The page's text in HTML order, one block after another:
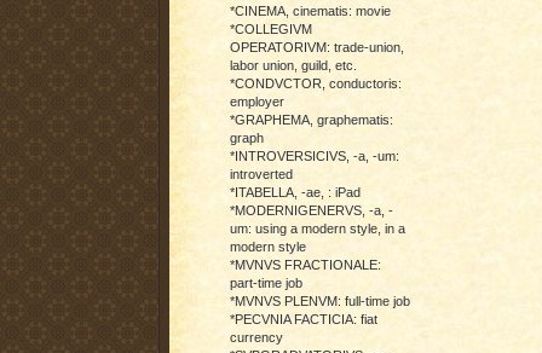
*CINEMA, cinematis: movie
*COLLEGIVM
OPERATORIVM: trade-union,
labor union, guild, etc.
*CONDVCTOR, conductoris:
employer
*GRAPHEMA, graphematis:
graph
*INTROVERSICIVS, -a, -um:
introverted
*ITABELLA, -ae, : iPad
*MODERNIGENERVS, -a, -
um: using a modern style, in a
modern style
*MVNVS FRACTIONALE:
part-time job
*MVNVS PLENVM: full-time job
*PECVNIA FACTICIA: fiat
currency